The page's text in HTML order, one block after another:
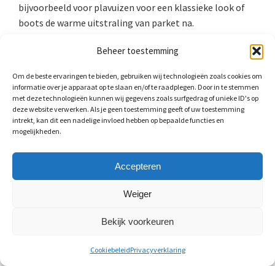
Beheer toestemming
Om de beste ervaringen te bieden, gebruiken wij technologieën zoals cookies om
informatie over je apparaat op te slaan en/of te raadplegen. Door in te stemmen
met deze technologieën kunnen wij gegevens zoals surfgedrag of unieke ID's op
deze website verwerken. Als je geen toestemming geeft of uw toestemming
intrekt, kan dit een nadelige invloed hebben op bepaalde functies en
mogelijkheden.
Accepteren
Weiger
Bekijk voorkeuren
CookiebeleidPrivacyverklaring
bijvoorbeeld voor plavuizen voor een klassieke look of
boots de warme uitstraling van parket na.
Gietvloeren zoals troffelvloeren zijn enorm geschikt
voor vloerverwarming. Ze nemen de warmte goed op en
geven het voldoende af aan de living. Wilt u een epoxy
vloerafwerking? Dit is eventueel mogelijk als u
beschadigingen is groot als u deze vloerafwerking kiest.
Laminaat op vloerverwarming
Laminaat is een populaire keuze omdat het goedkoop is.
Maar niet alle laminaat is geschikt voor